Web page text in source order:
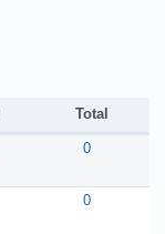
Total
0
0